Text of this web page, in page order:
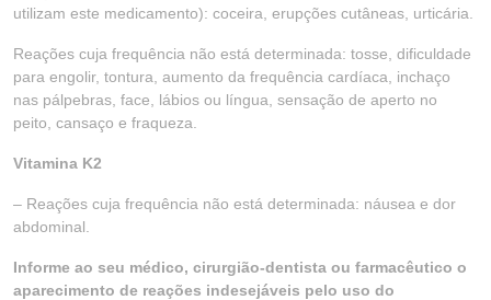
utilizam este medicamento): coceira, erupções cutâneas, urticária.
Reações cuja frequência não está determinada: tosse, dificuldade
para engolir, tontura, aumento da frequência cardíaca, inchaço
nas pálpebras, face, lábios ou língua, sensação de aperto no
peito, cansaço e fraqueza.
Vitamina K2
– Reações cuja frequência não está determinada: náusea e dor
abdominal.
Informe ao seu médico, cirurgião-dentista ou farmacêutico o
aparecimento de reações indesejáveis pelo uso do